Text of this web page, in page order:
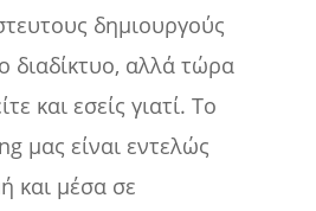
δημιουργούς
διαδίκτυο, αλλά τώρα
και εσείς γιατί. Το
μας είναι εντελώς
και μέσα σε